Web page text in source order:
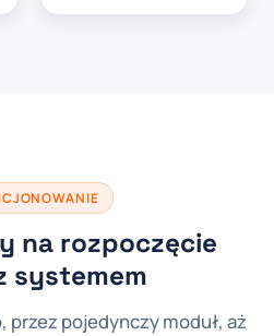
na rozpoczęcie
systemem
przez pojedynczy moduł, aż